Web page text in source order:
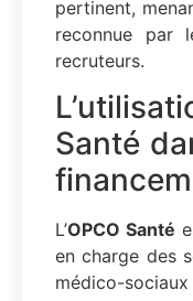
pertinent,
reconnue par
recruteurs.
Santé
L’OPCO Santé
en charge des
médico-sociaux